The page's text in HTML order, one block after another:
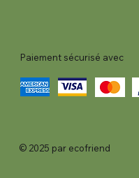
Paiement sécurisé avec
© 2025 par ecofriend